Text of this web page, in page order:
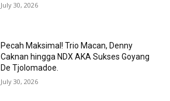
July 30, 2026
Pecah Maksimal! Trio Macan, Denny
Caknan hingga NDX AKA Sukses Goyang
De Tjolomadoe.
July 30, 2026